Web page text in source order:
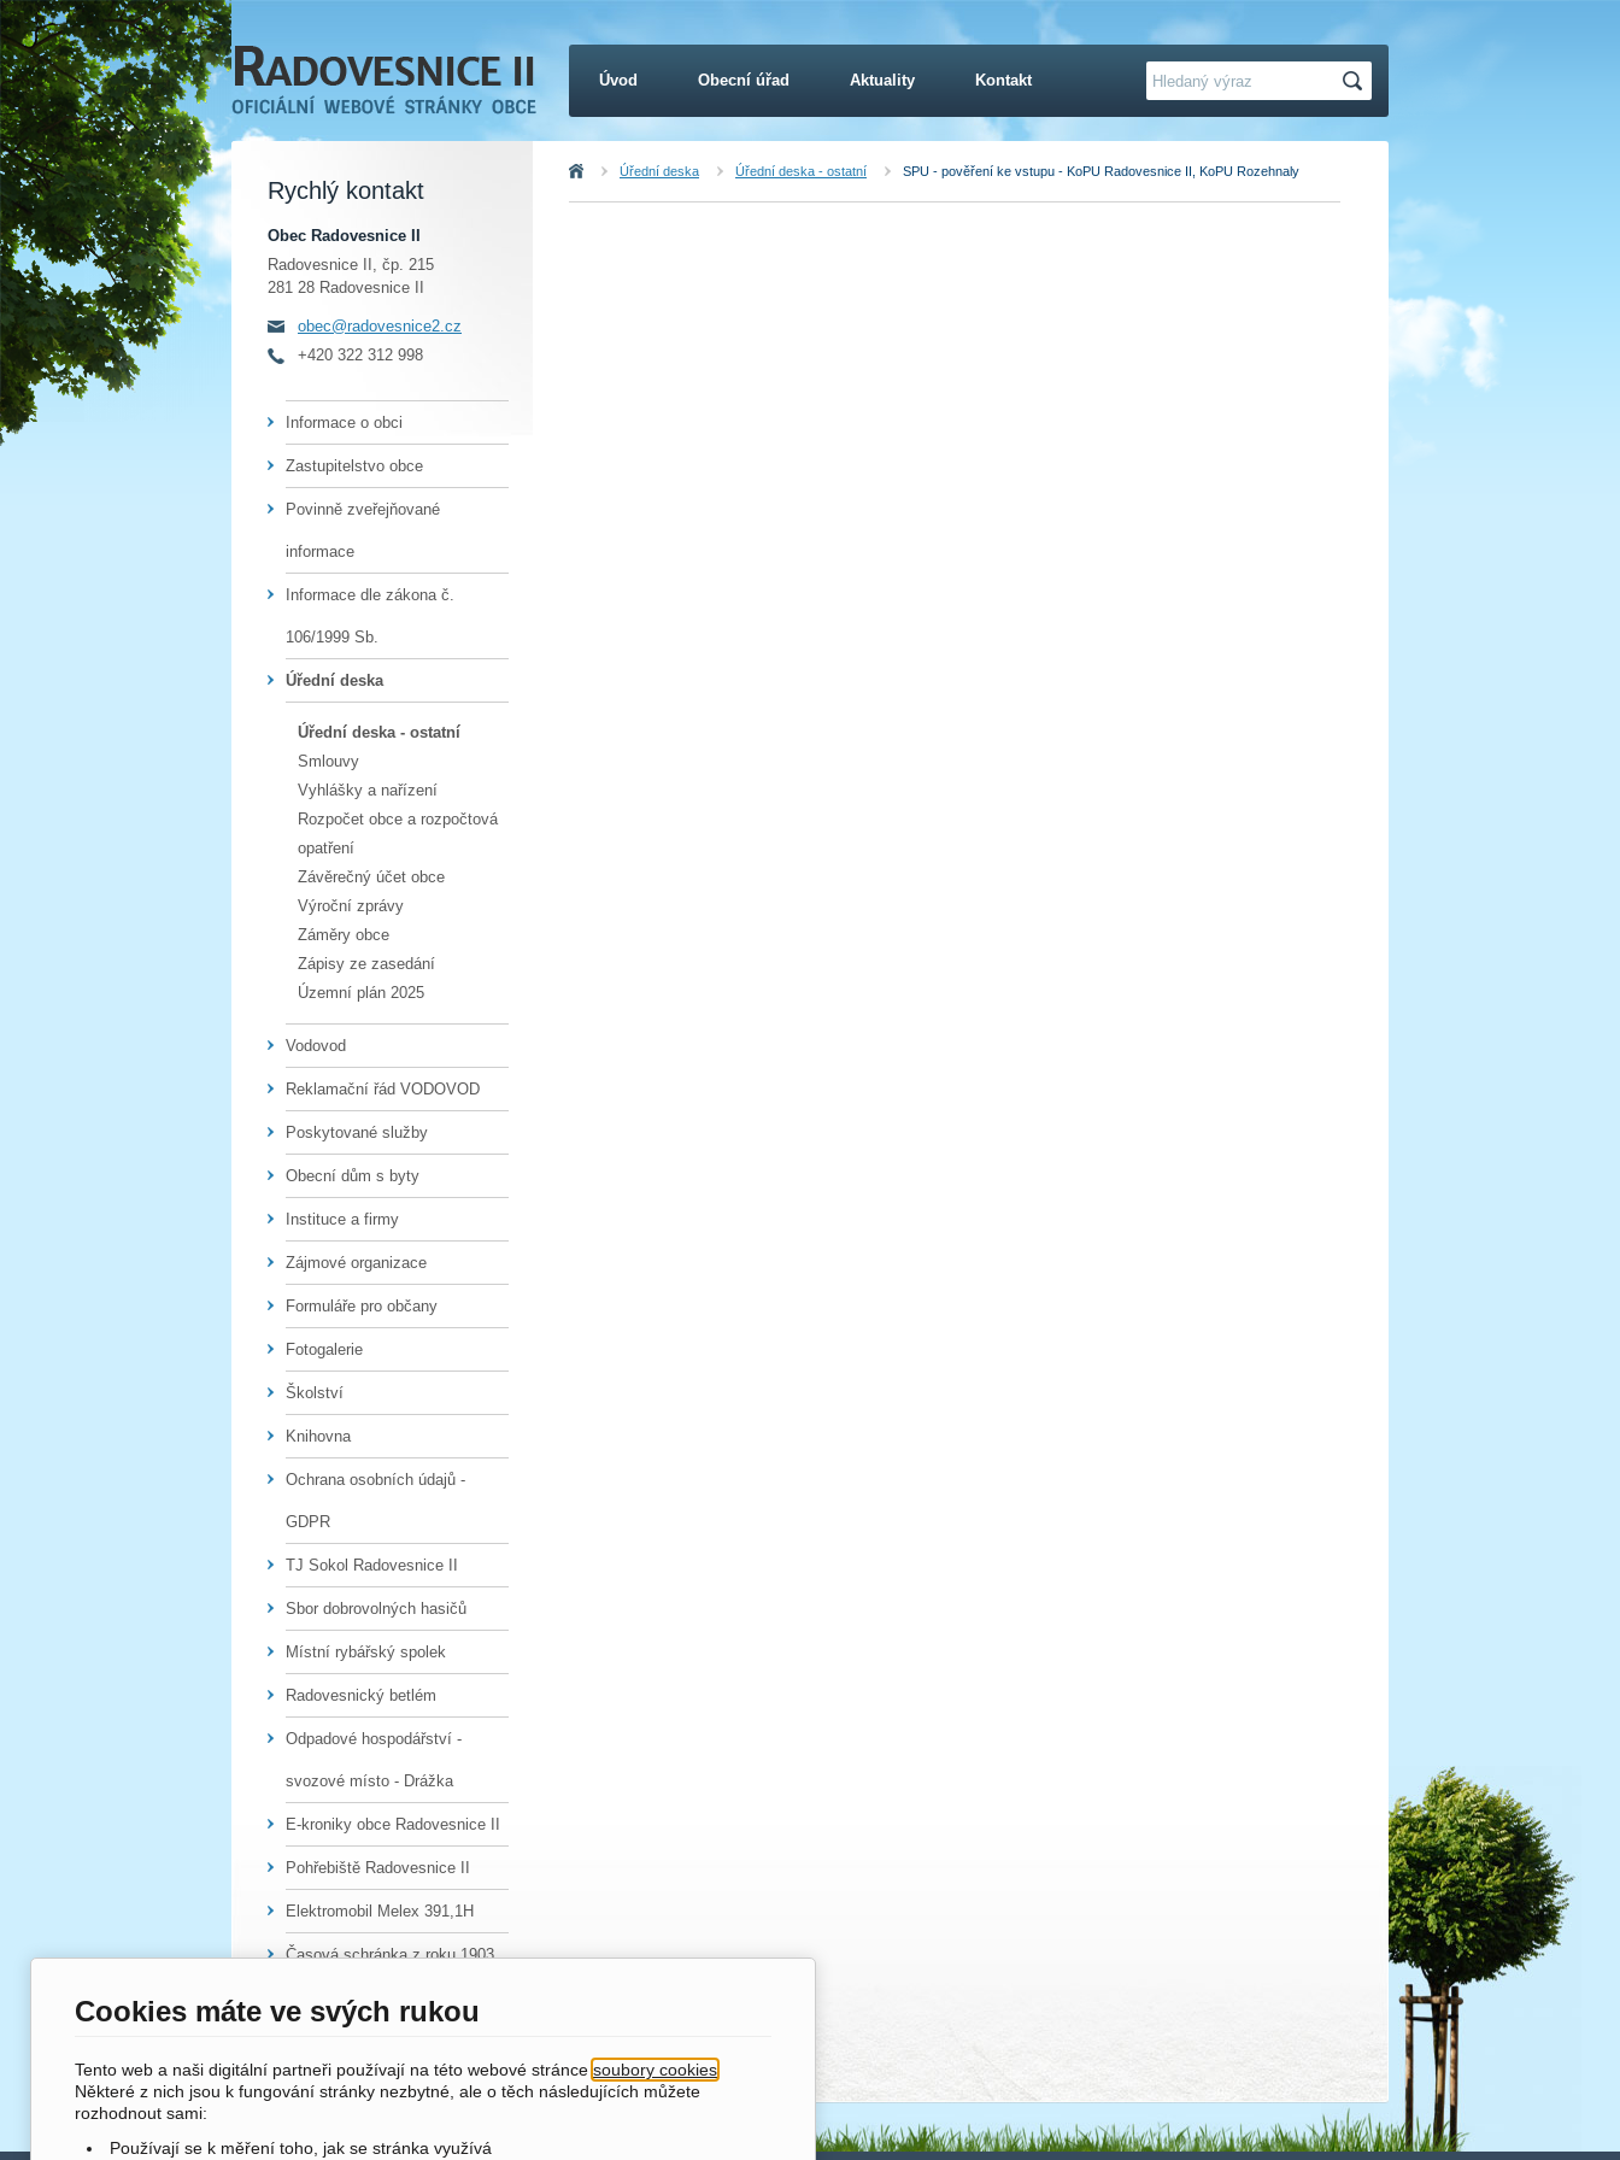
Úvod Úřední deska Úřední deska - ostatní SPU - pověření ke vstupu - KoPU Radovesnice II, KoPU Rozehnaly
Rychlý kontakt
Obec Radovesnice II
Radovesnice II, čp. 215
281 28 Radovesnice II
obec@radovesnice2.cz
+420 322 312 998
Informace o obci
Zastupitelstvo obce
Povinně zveřejňované
informace
Informace dle zákona č.
106/1999 Sb.
Úřední deska
Úřední deska - ostatní
Smlouvy
Vyhlášky a nařízení
Rozpočet obce a rozpočtová
opatření
Závěrečný účet obce
Výroční zprávy
Záměry obce
Zápisy ze zasedání
Územní plán 2025
Vodovod
Reklamační řád VODOVOD
Poskytované služby
Obecní dům s byty
Instituce a firmy
Zájmové organizace
Formuláře pro občany
Fotogalerie
Školství
Knihovna
Ochrana osobních údajů -
GDPR
TJ Sokol Radovesnice II
Sbor dobrovolných hasičů
Místní rybářský spolek
Radovesnický betlém
Odpadové hospodářství -
svozové místo - Drážka
E-kroniky obce Radovesnice II
Pohřebiště Radovesnice II
Elektromobil Melex 391,1H
Časová schránka z roku 1903
Hledat
Úvod Obecní úřad Aktuality Kontakt
Cookies máte ve svých rukou
Tento web a naši digitální partneři používají na této webové stránce soubory cookies
Některé z nich jsou k fungování stránky nezbytné, ale o těch následujících můžete
rozhodnout sami:
Používají se k měření toho, jak se stránka využívá